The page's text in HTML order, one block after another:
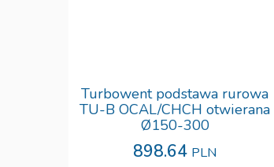
Turbowent podstawa rurowa
TU-B OCAL/CHCH otwierana
Ø150-300
898.64 PLN